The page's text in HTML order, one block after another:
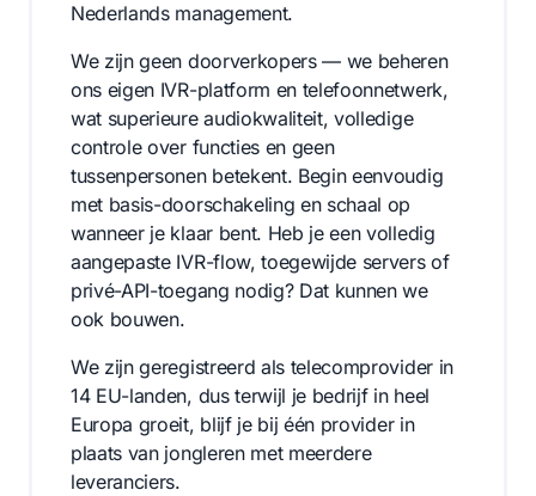
Nederlands management.
We zijn geen doorverkopers — we beheren
ons eigen IVR-platform en telefoonnetwerk,
wat superieure audiokwaliteit, volledige
controle over functies en geen
tussenpersonen betekent. Begin eenvoudig
met basis-doorschakeling en schaal op
wanneer je klaar bent. Heb je een volledig
aangepaste IVR-flow, toegewijde servers of
privé-API-toegang nodig? Dat kunnen we
ook bouwen.
We zijn geregistreerd als telecomprovider in
14 EU-landen, dus terwijl je bedrijf in heel
Europa groeit, blijf je bij één provider in
plaats van jongleren met meerdere
leveranciers.